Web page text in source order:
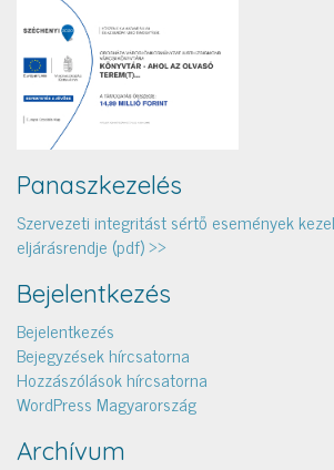
Panaszkezelés
Szervezeti integritást sértő események
eljárásrendje (pdf) >>
Bejelentkezés
Bejelentkezés
Bejegyzések hírcsatorna
Hozzászólások hírcsatorna
WordPress Magyarország
Archívum